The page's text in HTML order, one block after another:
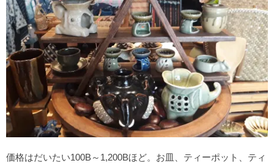
価格はだいたい100B～1,200Bほど。お皿、ティーポット、ティ